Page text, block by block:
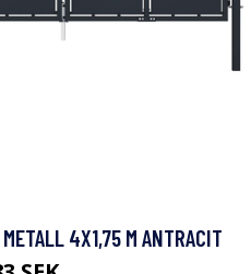
4X1,75 M ANTRACIT